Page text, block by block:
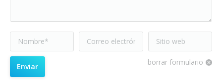
Nombre *
Correo electrónico
*
Sitio web
borrar formulario
Enviar